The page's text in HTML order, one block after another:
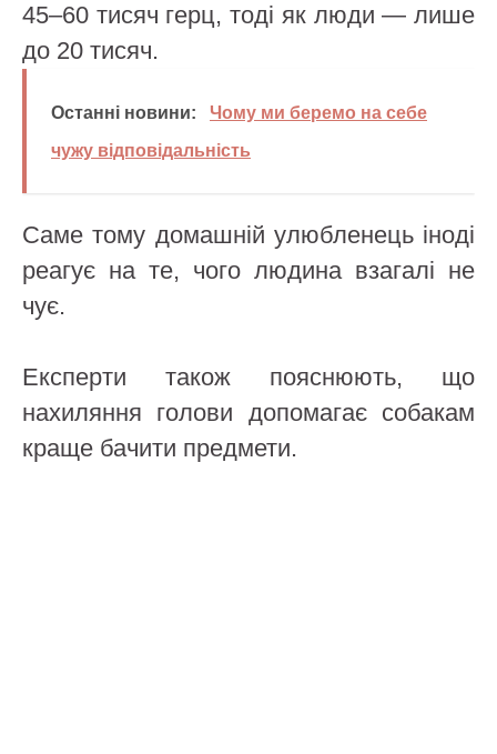
45–60 тисяч герц, тоді як люди — лише
до 20 тисяч.
Останні новини:
Чому ми беремо на себе
чужу відповідальність
Саме тому домашній улюбленець іноді
реагує на те, чого людина взагалі не
чує.
Експерти також пояснюють, що
нахиляння голови допомагає собакам
краще бачити предмети.